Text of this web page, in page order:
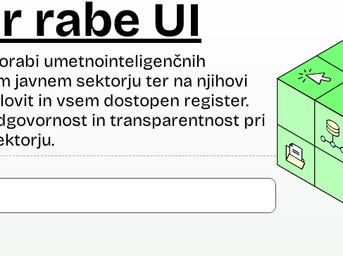
rabe UI
umetnointeligenčnih
javnem sektorju ter na njihovi
in vsem dostopen register.
in transparentnost pri